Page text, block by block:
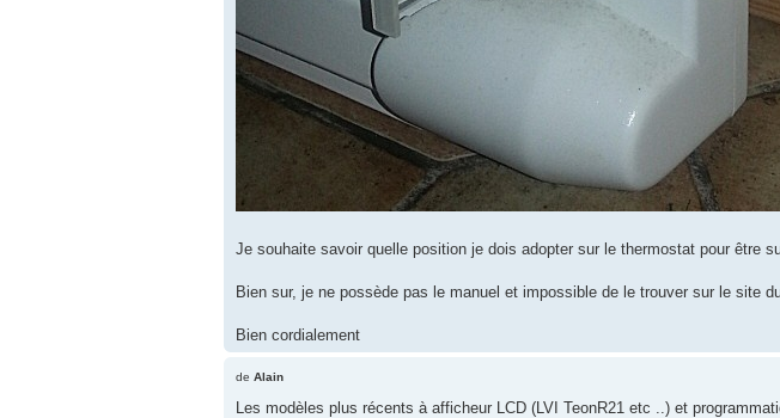
Je souhaite savoir quelle position je dois adopter sur le thermostat pour être
Bien sur, je ne possède pas le manuel et impossible de le trouver sur le site
Bien cordialement
de Alain
Les modèles plus récents à afficheur LCD (LVI TeonR21 etc ..) et